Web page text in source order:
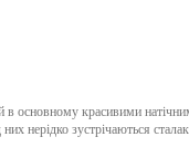
в основному красивими
нерідко зустрічаються